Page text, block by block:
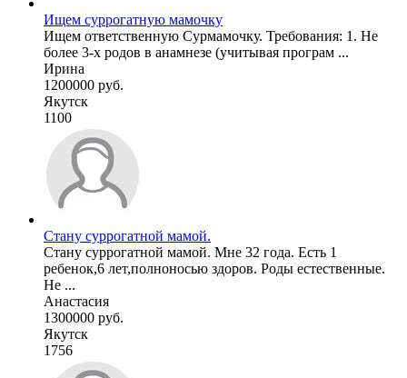
Ищем суррогатную мамочку
Ищем ответственную Сурмамочку. Требования: 1. Нe
более 3-х родов в анамнезе (учитывая програм ...
Ирина
1200000 руб.
Якутск
1100
Стану суррогатной мамой.
Стану суррогатной мамой. Мне 32 года. Есть 1
ребенок,6 лет,полноносью здоров. Роды естественные.
Не ...
Анастасия
1300000 руб.
Якутск
1756